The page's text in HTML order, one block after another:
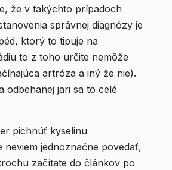
že v takýchto prípadoch
správnej diagnózy je
ktorý to tipuje na
to z toho určite nemôže
artróza a iný že nie).
odbehanej jari sa to celé
pichnúť kyselinu
jednoznačne povedať,
začítate do článkov po